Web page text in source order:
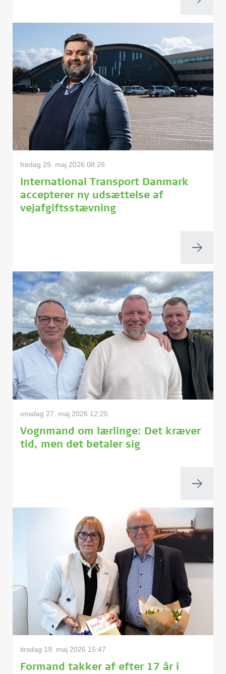
fredag 29. maj 2026 08:26
International Transport Danmark
accepterer ny udsættelse af
vejafgiftsstævning
onsdag 27. maj 2026 12:25
Vognmand om lærlinge: Det kræver
tid, men det betaler sig
tirsdag 19. maj 2026 15:47
Formand takker af efter 17 år i